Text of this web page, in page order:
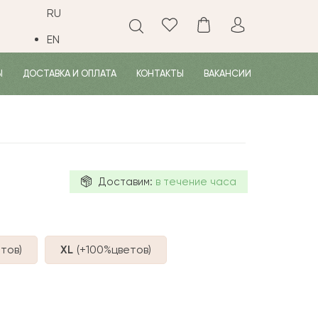
RU
EN
ДОСТАВКА И ОПЛАТА КОНТАКТЫ ВАКАНСИИ
Доставим: в течение часа
) XL (+100%цветов)